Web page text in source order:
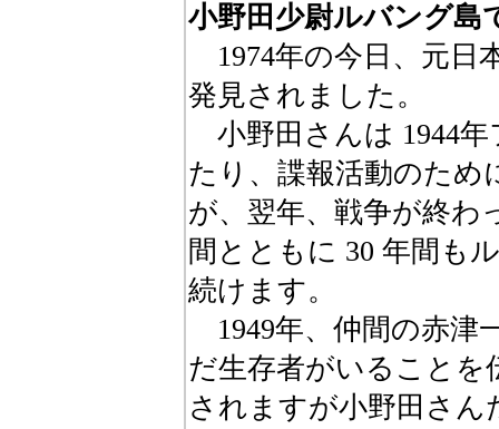
小野田少尉ルバング島
1974年の今日、元日
発見されました。
小野田さんは 1944
たり、諜報活動のため
が、翌年、戦争が終わ
間とともに 30 年間も
続けます。
1949年、仲間の赤津
だ生存者がいることを
されますが小野田さ